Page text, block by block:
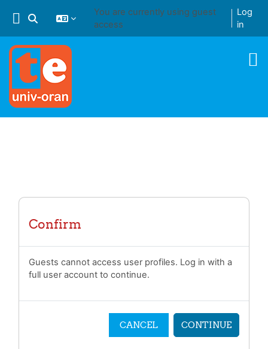
Toggle search input
You are currently using guest
access
Log
in
Confirm
Guests cannot access user profiles. Log in with a
full user account to continue.
CANCEL CONTINUE